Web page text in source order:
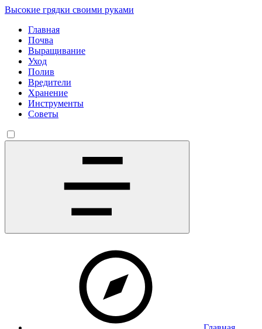
Высокие грядки своими руками
Главная
Почва
Выращивание
Уход
Полив
Вредители
Хранение
Инструменты
Советы